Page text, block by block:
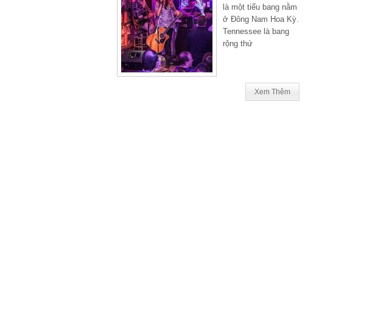
là một tiểu bang nằm
ở Đông Nam Hoa Kỳ.
Tennessee là bang
rộng thứ
Xem Thêm